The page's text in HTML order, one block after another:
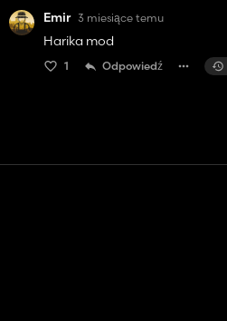
Emir 3 miesiące temu
Harika mod
1 Odpowiedź